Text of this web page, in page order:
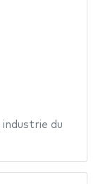
industrie du